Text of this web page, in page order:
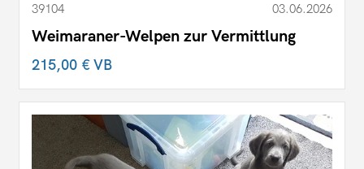
39104 03.06.2026
Weimaraner-Welpen zur Vermittlung
215,00 €VB